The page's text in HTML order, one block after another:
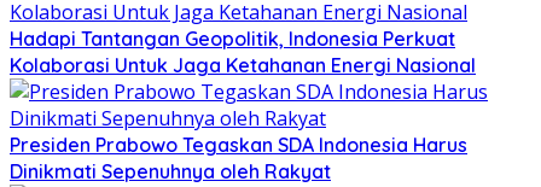
Hadapi Tantangan Geopolitik, Indonesia Perkuat
Kolaborasi Untuk Jaga Ketahanan Energi Nasional
Presiden Prabowo Tegaskan SDA Indonesia Harus
Dinikmati Sepenuhnya oleh Rakyat